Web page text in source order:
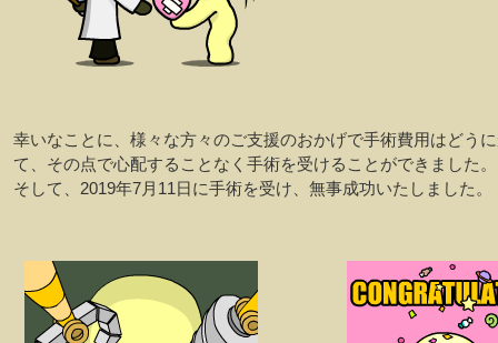
幸いなことに、様々な方々のご支援のおかげで手術費用はどう
て、その点で心配することなく手術を受けることができました。
そして、2019年7月11日に手術を受け、無事成功いたしました。